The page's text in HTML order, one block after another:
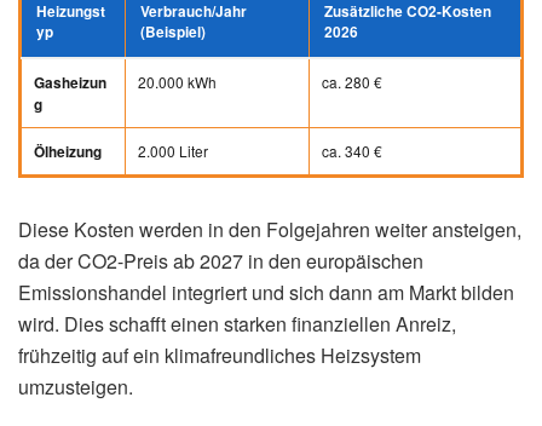
Heizungst
yp
Verbrauch/Jahr
(Beispiel)
Zusätzliche CO2-Kosten
2026
Gasheizun
g
20.000 kWh ca. 280 €
Ölheizung 2.000 Liter ca. 340 €
Diese Kosten werden in den Folgejahren weiter ansteigen,
da der CO2-Preis ab 2027 in den europäischen
Emissionshandel integriert und sich dann am Markt bilden
wird. Dies schafft einen starken finanziellen Anreiz,
frühzeitig auf ein klimafreundliches Heizsystem
umzusteigen.